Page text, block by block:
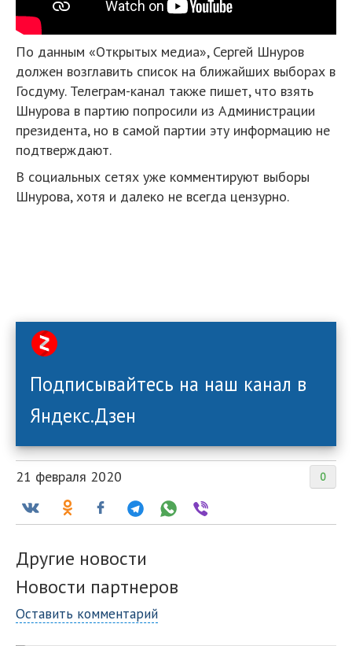
По данным «Открытых медиа», Сергей Шнуров
должен возглавить список на ближайших выборах в
Госдуму. Телеграм-канал также пишет, что взять
Шнурова в партию попросили из Администрации
президента, но в самой партии эту информацию не
подтверждают.
В социальных сетях уже комментируют выборы
Шнурова, хотя и далеко не всегда цензурно.
Подписывайтесь на наш канал в
Яндекс.Дзен
0
21 февраля 2020
Другие новости
Новости партнеров
Оставить комментарий